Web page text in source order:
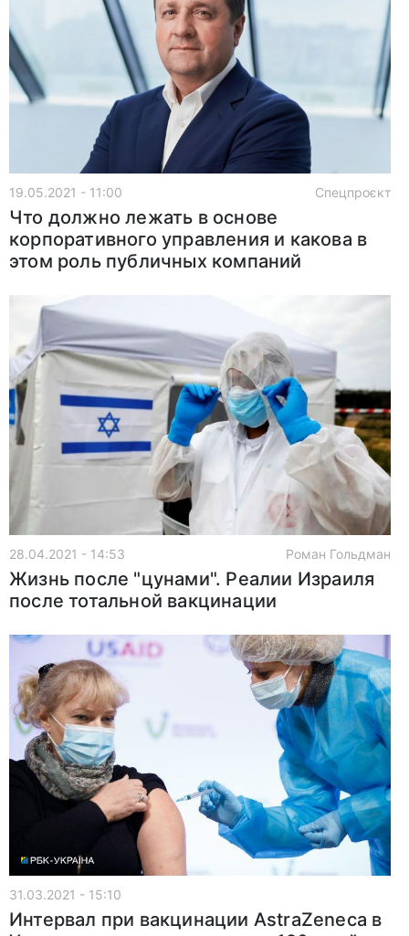
19.05.2021 - 11:00 Спецпроєкт
Что должно лежать в основе
корпоративного управления и какова в
этом роль публичных компаний
28.04.2021 - 14:53 Роман Гольдман
Жизнь после "цунами". Реалии Израиля
после тотальной вакцинации
31.03.2021 - 15:10
Интервал при вакцинации AstraZeneca в